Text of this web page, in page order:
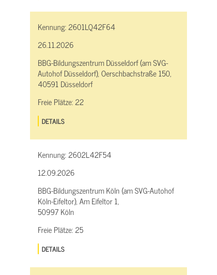
Kennung:2601LQ42F64
26.11.2026
BBG-Bildungszentrum Düsseldorf (am SVG-
Autohof Düsseldorf), Oerschbachstraße 150,
40591 Düsseldorf
Freie Plätze:22
DETAILS
Kennung:2602L42F54
12.09.2026
BBG-Bildungszentrum Köln (am SVG-Autohof
Köln-Eifeltor), Am Eifeltor 1,
50997 Köln
Freie Plätze:25
DETAILS